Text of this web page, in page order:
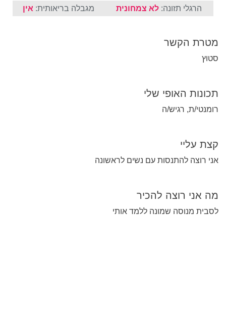
הרגלי תזונה: לא צמחונית מגבלה בריאותית: אין
מטרת הקשר
סטוץ
תכונות האופי שלי
רומנטי/ת, רגיש/ה
קצת עליי
אני רוצה להתנסות עם נשים לראשונה
מה אני רוצה להכיר
לסבית מנוסה שמונה ללמד אותי